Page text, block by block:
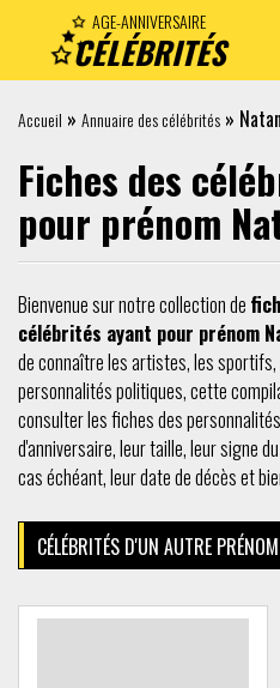
AGE-ANNIVERSAIRE
CÉLÉBRITÉS
Accueil » Annuaire des célébrités »
Fiches des
pour prénom
Bienvenue sur notre collection de
célébrités ayant pour prénom
de connaître les artistes, les
personnalités politiques, cette
consulter les fiches des
d'anniversaire, leur taille, leur signe
cas échéant, leur date de décès et
CÉLÉBRITÉS D'UN AUTRE PRÉNOM